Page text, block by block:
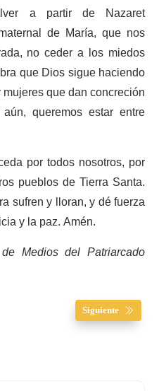
a partir de Nazaret
de María, que nos
no ceder a los miedos
que Dios sigue haciendo
que dan concreción
queremos estar entre
por todos nosotros, por
pueblos de Tierra Santa.
sufren y lloran, y dé fuerza
y la paz. Amén.
Medios del Patriarcado
Siguiente